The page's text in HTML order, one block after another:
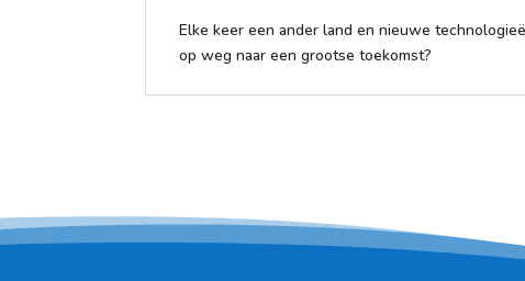
Elke keer een ander land en nieuwe
op weg naar een grootse toekomst?